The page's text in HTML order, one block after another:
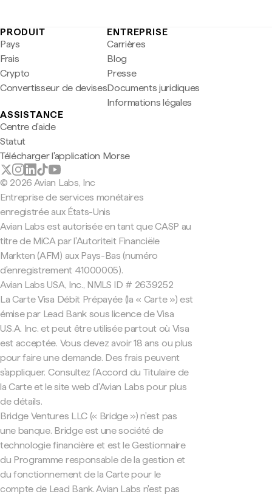
PRODUIT
Pays
Frais
Crypto
Convertisseur de devises
ENTREPRISE
Carrières
Blog
Presse
Documents juridiques
Informations légales
ASSISTANCE
Centre d'aide
Statut
Télécharger l'application Morse
© 2026 Avian Labs, Inc
Entreprise de services monétaires
enregistrée aux États-Unis
Avian Labs est autorisée en tant que CASP au
titre de MiCA par l'Autoriteit Financiële
Markten (AFM) aux Pays-Bas (numéro
d'enregistrement 41000005).
Avian Labs USA, Inc., NMLS ID # 2639252
La Carte Visa Débit Prépayée (la « Carte ») est
émise par Lead Bank sous licence de Visa
U.S.A. Inc. et peut être utilisée partout où Visa
est acceptée. Vous devez avoir 18 ans ou plus
pour faire une demande. Des frais peuvent
s'appliquer. Consultez l'Accord du Titulaire de
la Carte et le site web d'Avian Labs pour plus
de détails.
Bridge Ventures LLC (« Bridge ») n'est pas
une banque. Bridge est une société de
technologie financière et est le Gestionnaire
du Programme responsable de la gestion et
du fonctionnement de la Carte pour le
compte de Lead Bank. Avian Labs n'est pas